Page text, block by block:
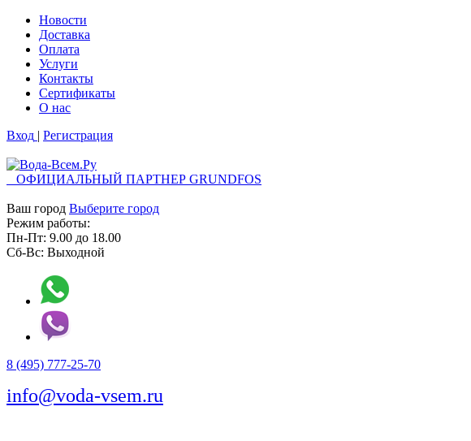
Новости
Доставка
Оплата
Услуги
Контакты
Cертификаты
О нас
Вход | Регистрация
ОФИЦИАЛЬНЫЙ ПАРТНЕР GRUNDFOS
Ваш город Выберите город
Режим работы:
Пн-Пт: 9.00 до 18.00
Сб-Вс: Выходной
8 (495) 777-25-70
info@voda-vsem.ru